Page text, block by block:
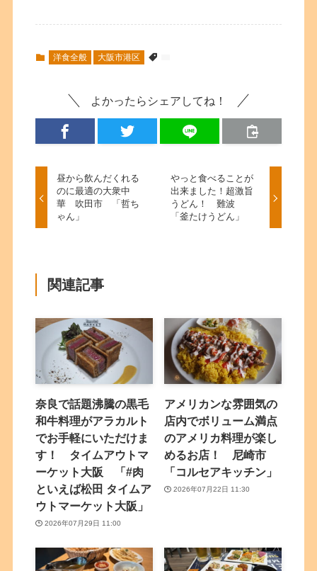
洋食全般 大阪市港区
よかったらシェアしてね！
昼から飲んだくれる
のに最適の大衆中
華 吹田市 「哲ち
ゃん」
やっと食べることが
出来ました！超激旨
うどん！ 難波
「釜たけうどん」
関連記事
奈良で話題沸騰の黒毛
和牛料理がアラカルト
でお手軽にいただけま
す！ タイムアウトマ
ーケット大阪 「#肉
といえば松田 タイムア
ウトマーケット大阪」
2026年07月29日 11:00
アメリカンな雰囲気の
店内でボリューム満点
のアメリカ料理が楽し
めるお店！ 尼崎市
「コルセアキッチン」
2026年07月22日 11:30